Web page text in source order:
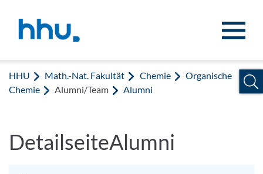
HHU Math.-Nat. Fakultät Chemie
Organische
Chemie
Alumni/Team Alumni
DetailseiteAlumni